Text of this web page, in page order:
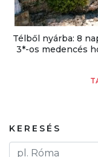
Télből nyárba: 8
3*-os medencés
KERESÉS